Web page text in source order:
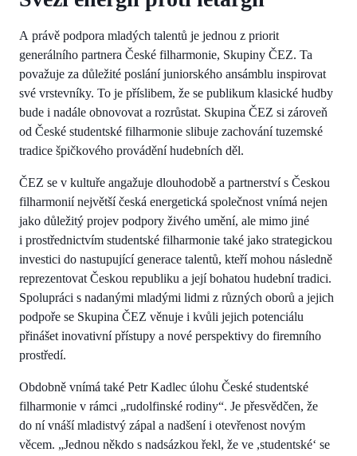
A právě podpora mladých talentů je jednou z priorit
generálního partnera České filharmonie, Skupiny ČEZ. Ta
považuje za důležité poslání juniorského ansámblu inspirovat
své vrstevníky. To je příslibem, že se publikum klasické hudby
bude i nadále obnovovat a rozrůstat. Skupina ČEZ si zároveň
od České studentské filharmonie slibuje zachování tuzemské
tradice špičkového provádění hudebních děl.
ČEZ se v kultuře angažuje dlouhodobě a partnerství s Českou
filharmonií největší česká energetická společnost vnímá nejen
jako důležitý projev podpory živého umění, ale mimo jiné
i prostřednictvím studentské filharmonie také jako strategickou
investici do nastupující generace talentů, kteří mohou následně
reprezentovat Českou republiku a její bohatou hudební tradici.
Spolupráci s nadanými mladými lidmi z různých oborů a jejich
podpoře se Skupina ČEZ věnuje i kvůli jejich potenciálu
přinášet inovativní přístupy a nové perspektivy do firemního
prostředí.
Obdobně vnímá také Petr Kadlec úlohu České studentské
filharmonie v rámci „rudolfinské rodiny“. Je přesvědčen, že
do ní vnáší mladistvý zápal a nadšení i otevřenost novým
věcem. „Jednou někdo s nadsázkou řekl, že ve ,studentské‘ se